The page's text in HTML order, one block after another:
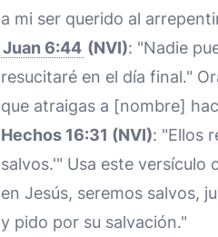
a mi ser querido al
Juan 6:44 (NVI): "Nadie
resucitaré en el día final."
que atraigas a [nombre]
Hechos 16:31 (NVI): "Ellos
salvos.'" Usa este versículo
en Jesús, seremos salvos,
y pido por su salvación."